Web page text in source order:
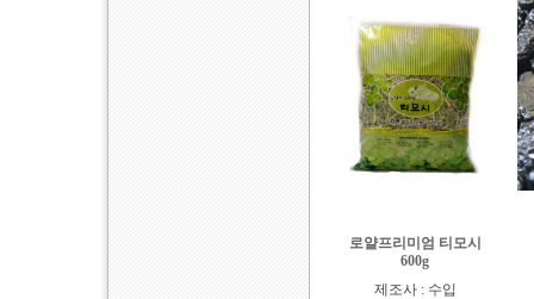
로얄프리미엄 티모시
600g
제조사 : 수입